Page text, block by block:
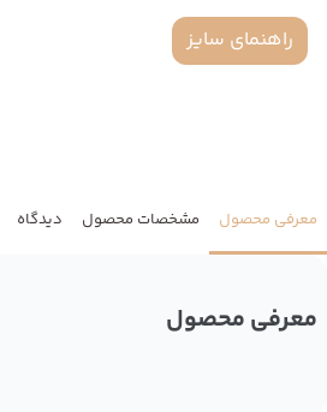
راهنمای سایز
معرفی محصول مشخصات محصول دیدگاه
معرفی محصول